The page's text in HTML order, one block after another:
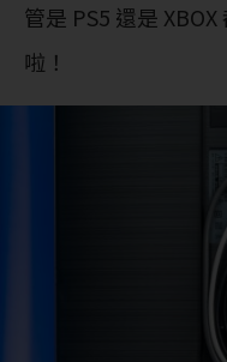
管是 PS5 還是
啦！